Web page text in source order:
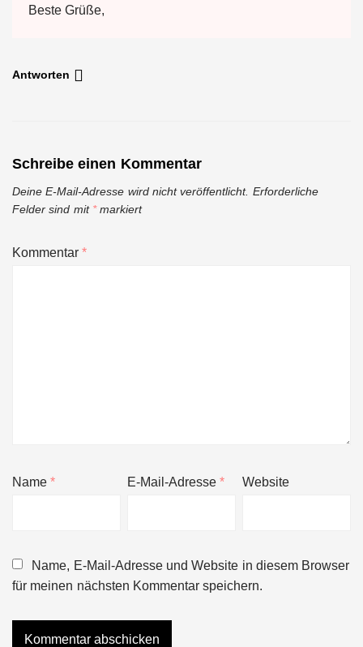
Beste Grüße,
Antworten
Schreibe einen Kommentar
Deine E-Mail-Adresse wird nicht veröffentlicht. Erforderliche
Felder sind mit *markiert
Kommentar*
Name* E-Mail-Adresse* Website
Name, E-Mail-Adresse und Website in diesem Browser
für meinen nächsten Kommentar speichern.